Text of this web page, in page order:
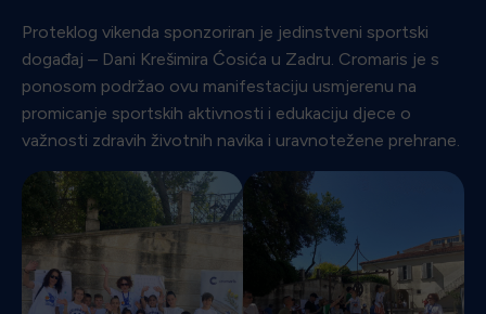
Proteklog vikenda sponzoriran je jedinstveni sportski
događaj – Dani Krešimira Ćosića u Zadru. Cromaris je s
ponosom podržao ovu manifestaciju usmjerenu na
promicanje sportskih aktivnosti i edukaciju djece o
važnosti zdravih životnih navika i uravnotežene prehrane.